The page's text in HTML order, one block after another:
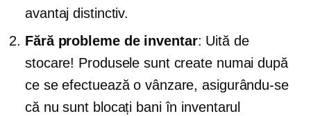
avantaj distinctiv.
Fără probleme de inventar: Uită de
stocare! Produsele sunt create numai după
ce se efectuează o vânzare, asigurându-se
că nu sunt blocați bani în inventarul